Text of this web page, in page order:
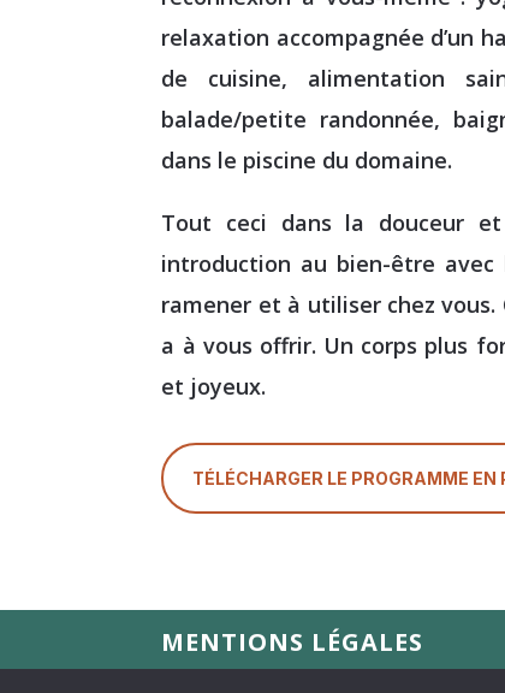
relaxation accompagnée d’un
de cuisine, alimentation
balade/petite randonnée,
dans le piscine du domaine.
Tout ceci dans la douceur
introduction au bien-être avec
ramener et à utiliser chez vous.
a à vous offrir. Un corps plus
et joyeux.
TÉLÉCHARGER LE PROGRAMME EN
MENTIONS LÉGALES